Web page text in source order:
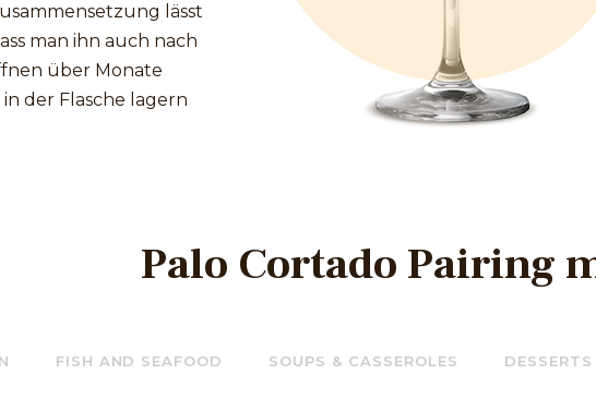
lässt
man ihn auch nach
über Monate
in der Flasche lagern
Palo Cortado Pairing
FISH AND SEAFOOD SOUPS & CASSEROLES DESSERTS